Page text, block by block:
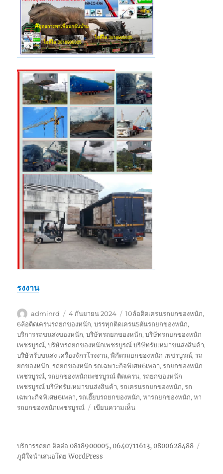
รงงาน
ผู้
เขียน
adminrd
เขียน
เมื่อ
4 กันยายน 2024
ป้าย
กำกับ
10ล้อติดเครนรถยกของหนัก,
6ล้อติดเครนรถยกของหนัก,บรรทุกติดเครน5ตันรถยกของหนัก,
บริการรถขนสงของหนัก,บริษัทรถยกของหนัก,บริษัทรถยกของหนัก
เพชรบูรณ์,บริษัทรถยกของหนักเพชรบูรณ์ บริษัทรับเหมาขนส่งสินค้า,
บริษัทรับขนส่ง เครื่องจักรโรงงาน,พิกัดรถยกของหนัก เพชรบูรณ์,รถ
ยกของหนัก,รถยกของหนัก รถเฉพาะกิจพิเศษ6เพลา,รถยกของหนัก
เพชรบูรณ์,รถยกของหนักเพชรบูรณ์ ติดเครน,รถยกของหนัก
เพชรบูรณ์ บริษัทรับเหมาขนส่งสินค้า,รถเครนรถยกของหนัก,รถ
เฉพาะกิจพิเศษ6เพลา,รถเฮี๊ยบรถยกของหนัก,หารถยกของหนัก,หา
รถยกของหนักเพชรบูรณ์
เขียนความเห็นบน
หนัก
บริการรถยก ติดต่อ 0818900005, 0640711613, 0800628488
ภูมิใจนำเสนอโดย WordPress